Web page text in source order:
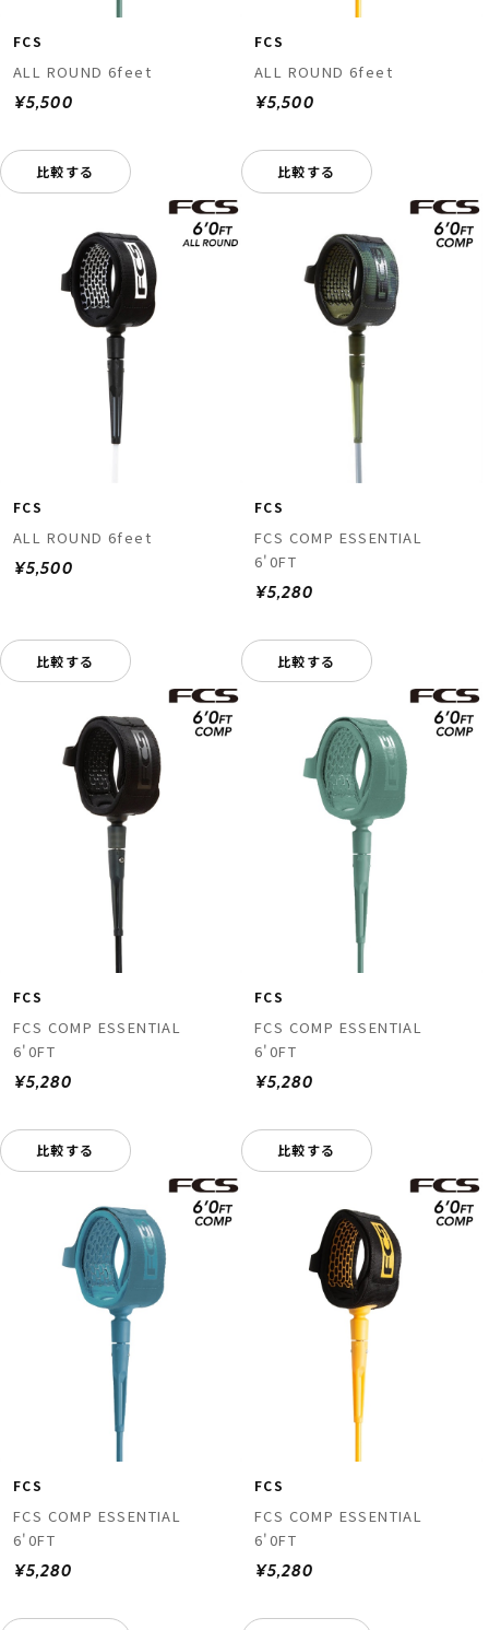
FCS
ALL ROUND 6feet
¥5,500
比較する
FCS
ALL ROUND 6feet
¥5,500
比較する
FCS
ALL ROUND 6feet
¥5,500
比較する
FCS
FCS COMP ESSENTIAL
6'0FT
¥5,280
比較する
FCS
FCS COMP ESSENTIAL
6'0FT
¥5,280
比較する
FCS
FCS COMP ESSENTIAL
6'0FT
¥5,280
比較する
FCS
FCS COMP ESSENTIAL
6'0FT
¥5,280
FCS
FCS COMP ESSENTIAL
6'0FT
¥5,280